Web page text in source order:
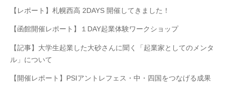
【レポート】札幌西高 2DAYS 開催してきました！
【函館開催レポート】１DAY起業体験ワークショップ
【記事】大学生起業した大砂さんに聞く「起業家としてのメンタ
ル」について
【開催レポート】PSIアントレフェス・中・四国をつなげる成果